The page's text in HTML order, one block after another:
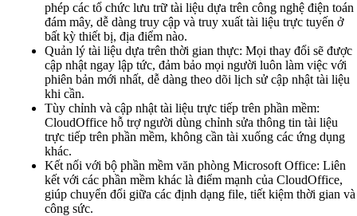
phép các tổ chức lưu trữ tài liệu dựa trên công nghệ điện toán
đám mây, dễ dàng truy cập và truy xuất tài liệu trực tuyến ở
bất kỳ thiết bị, địa điểm nào.
Quản lý tài liệu dựa trên thời gian thực: Mọi thay đổi sẽ được
cập nhật ngay lập tức, đảm bảo mọi người luôn làm việc với
phiên bản mới nhất, dễ dàng theo dõi lịch sử cập nhật tài liệu
khi cần.
Tùy chỉnh và cập nhật tài liệu trực tiếp trên phần mềm:
CloudOffice hỗ trợ người dùng chỉnh sửa thông tin tài liệu
trực tiếp trên phần mềm, không cần tài xuống các ứng dụng
khác.
Kết nối với bộ phần mềm văn phòng Microsoft Office: Liên
kết với các phần mềm khác là điểm mạnh của CloudOffice,
giúp chuyển đổi giữa các định dạng file, tiết kiệm thời gian và
công sức.